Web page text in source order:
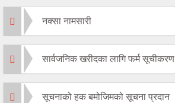
नक्सा नामसारी
सार्वजनिक खरीदका लागि फर्म सूचीकरण
सूचनाको हक बमोजिमको सूचना प्रदान